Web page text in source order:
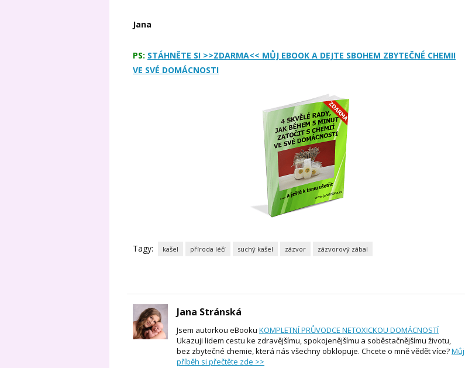
Jana
PS: STÁHNĚTE SI >>ZDARMA<< MŮJ EBOOK A DEJTE SBOHEM ZBYTEČNÉ CHEMII
VE SVÉ DOMÁCNOSTI
Tagy: kašel příroda léčí suchý kašel zázvor zázvorový zábal
Jana Stránská
Jsem autorkou eBooku KOMPLETNÍ PRŮVODCE NETOXICKOU DOMÁCNOSTÍ
Ukazuji lidem cestu ke zdravějšímu, spokojenějšímu a soběstačnějšímu životu,
bez zbytečné chemie, která nás všechny obklopuje. Chcete o mně vědět více?Můj
příběh si přečtěte zde >>